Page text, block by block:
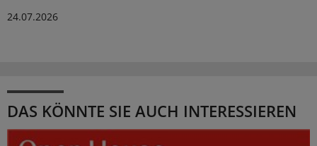
24.07.2026
DAS KÖNNTE SIE AUCH INTERESSIEREN